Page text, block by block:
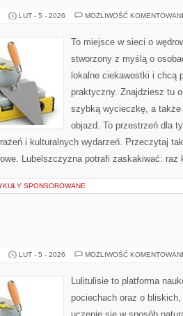
LUT - 5 - 2026 MOŻLIWOŚĆ
To miejsce w sieci o
stworzony z myślą o
lokalne ciekawostki i chcą
praktyczny. Znajdziesz tu
szybką wycieczkę, a także
objazd. To przestrzeń dla
i kulturalnych wydarzeń. Przeczytaj
Lubelszczyzna potrafi zaskakiwać:
SPONSOROWANE
LUT - 5 - 2026 MOŻLIWOŚĆ
Lulitulisie to platforma
pociechach oraz o